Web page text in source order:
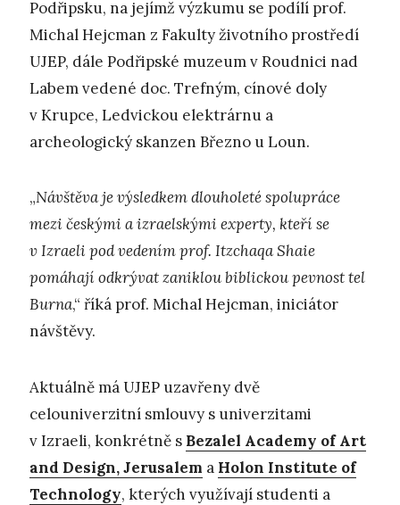
Podřipsku, na jejímž výzkumu se podílí prof.
Michal Hejcman z Fakulty životního prostředí
UJEP, dále Podřipské muzeum v Roudnici nad
Labem vedené doc. Trefným, cínové doly
v Krupce, Ledvickou elektrárnu a
archeologický skanzen Březno u Loun.
„Návštěva je výsledkem dlouholeté spolupráce
mezi českými a izraelskými experty, kteří se
v Izraeli pod vedením prof. Itzchaqa Shaie
pomáhají odkrývat zaniklou biblickou pevnost tel
Burna,“ říká prof. Michal Hejcman, iniciátor
návštěvy.
Aktuálně má UJEP uzavřeny dvě
celouniverzitní smlouvy s univerzitami
v Izraeli, konkrétně s Bezalel Academy of Art
and Design, Jerusalem a Holon Institute of
Technology, kterých využívají studenti a